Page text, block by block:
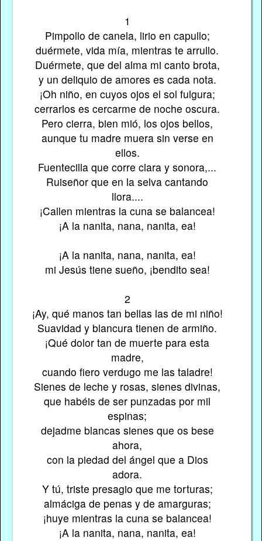
1
Pimpollo de canela, lirio en capullo;
duérmete, vida mía, mientras te arrullo.
Duérmete, que del alma mi canto brota,
y un deliquio de amores es cada nota.
¡Oh niño, en cuyos ojos el sol fulgura;
cerrarlos es cercarme de noche oscura.
Pero cierra, bien mió, los ojos bellos,
aunque tu madre muera sin verse en
ellos.
Fuentecilla que corre clara y sonora,...
Ruiseñor que en la selva cantando
llora....
¡Callen mientras la cuna se balancea!
¡A la nanita, nana, nanita, ea!
¡A la nanita, nana, nanita, ea!
mi Jesús tiene sueño, ¡bendito sea!
2
¡Ay, qué manos tan bellas las de mi niño!
Suavidad y blancura tienen de armiño.
¡Qué dolor tan de muerte para esta
madre,
cuando fiero verdugo me las taladre!
Sienes de leche y rosas, sienes divinas,
que habéis de ser punzadas por mil
espinas;
dejadme blancas sienes que os bese
ahora,
con la piedad del ángel que a Dios
adora.
Y tú, triste presagio que me torturas;
almáciga de penas y de amarguras;
¡huye mientras la cuna se balancea!
¡A la nanita, nana, nanita, ea!